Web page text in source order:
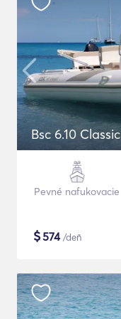
Bsc 6.10 Classic
Pevné nafukovacie
$574/deň